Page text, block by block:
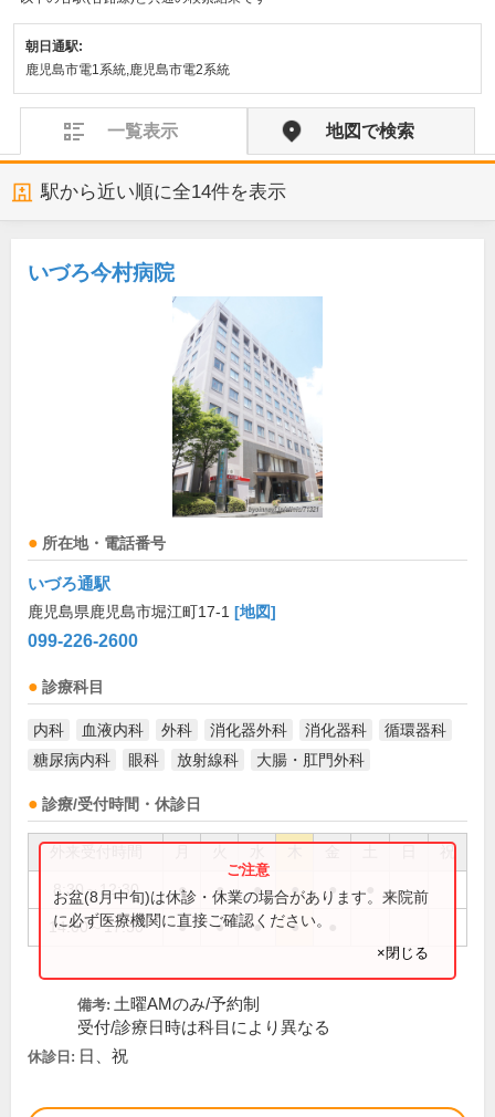
朝日通駅:
鹿児島市電1系統,鹿児島市電2系統
一覧表示 地図で検索
駅から近い順に全14件を表示
いづろ今村病院
所在地・電話番号
いづろ通駅
鹿児島県鹿児島市堀江町17-1 [地図]
099-226-2600
診療科目
内科 血液内科 外科 消化器外科 消化器科
循環器科
糖尿病内科
眼科 放射線科 大腸・肛門外科
診療/受付時間・休診日
祝
8:30～12:30 ● ● ● ● ●
14:00～17:30 ● ● ● ●
お盆(8月中旬)は休診・休業の場合があります。来院前
に必ず医療機関に直接ご確認ください。
×閉じる
備考: 土曜AMのみ/予約制
受付/診療日時は科目により異なる
休診日: 日、祝